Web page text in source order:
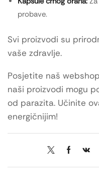
probave.
Svi proizvodi su
vaše zdravlje.
Posjetite naš webshop
naši proizvodi mogu
od parazita. Učinite
energičnijim!